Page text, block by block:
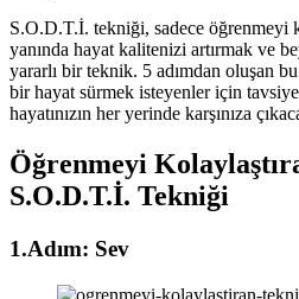
S.O.D.T.İ. tekniği, sadece öğrenmeyi
yanında hayat kalitenizi artırmak ve
yararlı bir teknik. 5 adımdan oluşan
bir hayat sürmek isteyenler için
hayatınızın her yerinde karşınıza
Öğrenmeyi
S.O.D.T.İ. Tekniği
1.Adım: Sev